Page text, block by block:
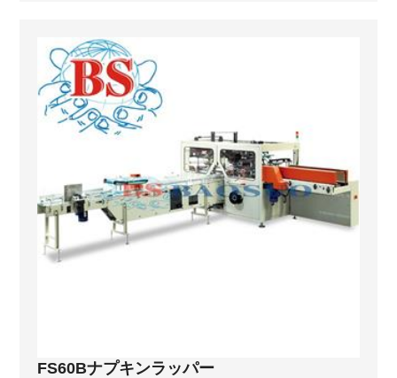
FS60Bナプキンラッパー